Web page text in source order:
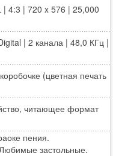
| 4:3 | 720 x 576 | 25,000
| 2 канала | 48,0 КГц |
(цветная печать
читающее формат
пения.
застольные.